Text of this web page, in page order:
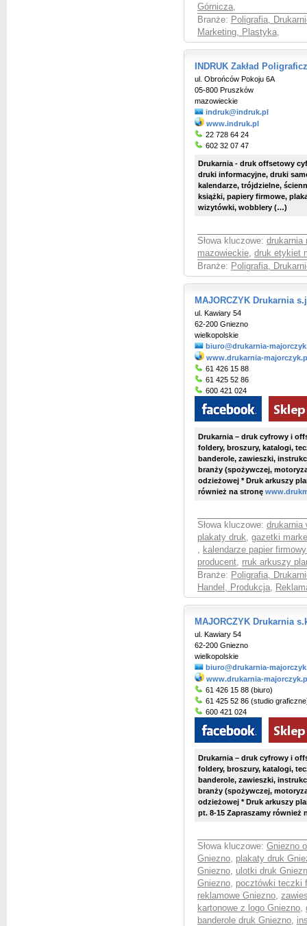
Górnicza,
Branże: Poligrafia,
Marketing, Plastyka,
INDRUK Zakład
ul. Obrońców Pokoju 6A
05-800 Pruszków
mazowieckie
indruk@indruk.pl
www.indruk.pl
22 728 64 24
602 32 07 47
Drukarnia - druk offsetowy
druki informacyjne, druki
kalendarze, trójdzielne,
książki, papiery firmowe,
wizytówki, wobblery (…)
Słowa kluczowe: drukarnia
mazowieckie, druk etykiet
Branże: Poligrafia,
MAJORCZYK Drukarnia
ul. Kawiary 54
62-200 Gniezno
wielkopolskie
biuro@drukarnia-
www.drukarnia-
61 426 15 88
61 425 52 86
600 421 024
Drukarnia – druk cyfrowy i
foldery, broszury, katalogi,
banderole, zawieszki,
branży (spożywczej,
odzieżowej * Druk arkuszy
również na stronę
Słowa kluczowe: drukarnia
plakaty druk, gazetki
, kalendarze papier
producent, rruk arkuszy
Branże: Poligrafia,
Handel, Produkcja,
MAJORCZYK Drukarnia
ul. Kawiary 54
62-200 Gniezno
wielkopolskie
biuro@drukarnia-
www.drukarnia-
61 426 15 88 (biuro)
61 425 52 86 (studio
600 421 024
Drukarnia – druk cyfrowy i
foldery, broszury, katalogi,
banderole, zawieszki,
branży (spożywczej,
odzieżowej * Druk arkuszy
pt. 8-15 Zapraszamy również
Słowa kluczowe: Gniezno
Gniezno, plakaty druk
Gniezno, ulotki druk
Gniezno, pocztówki teczki
reklamowe Gniezno,
kartonowe z logo Gniezno,
banderole druk Gniezno,